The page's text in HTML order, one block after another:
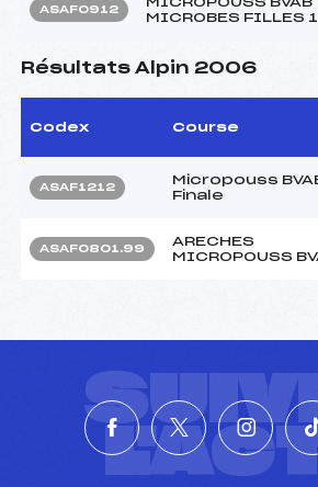
ASAF0912
MICROBES FILLES
Résultats Alpin 2006
Codex Course
ASAF1212
Micropouss
Finale
ASAF0801.99
ARECHES
MICROPOUSS